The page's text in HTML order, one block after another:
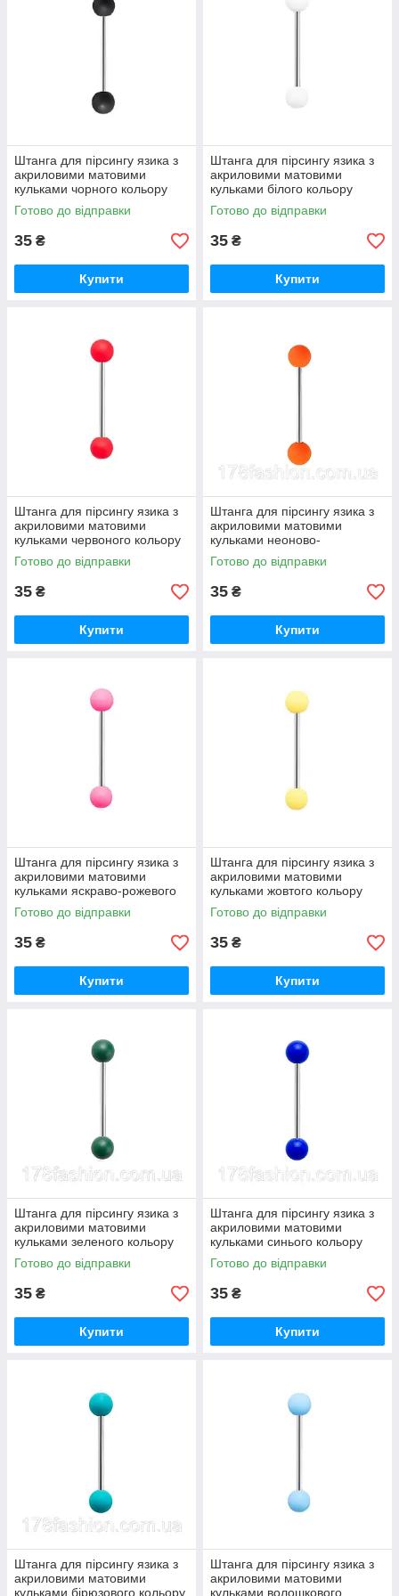
Штанга для пірсингу язика з
акриловими матовими
кульками чорного кольору
Готово до відправки
35 ₴
Купити
Штанга для пірсингу язика з
акриловими матовими
кульками білого кольору
Готово до відправки
35 ₴
Купити
Штанга для пірсингу язика з
акриловими матовими
кульками червоного кольору
Готово до відправки
35 ₴
Купити
Штанга для пірсингу язика з
акриловими матовими
кульками неоново-
помаранчевого кольору
Готово до відправки
35 ₴
Купити
Штанга для пірсингу язика з
акриловими матовими
кульками яскраво-рожевого
кольору
Готово до відправки
35 ₴
Купити
Штанга для пірсингу язика з
акриловими матовими
кульками жовтого кольору
Готово до відправки
35 ₴
Купити
Штанга для пірсингу язика з
акриловими матовими
кульками зеленого кольору
Готово до відправки
35 ₴
Купити
Штанга для пірсингу язика з
акриловими матовими
кульками синього кольору
Готово до відправки
35 ₴
Купити
Штанга для пірсингу язика з
акриловими матовими
кульками бірюзового кольору
Штанга для пірсингу язика з
акриловими матовими
кульками волошкового